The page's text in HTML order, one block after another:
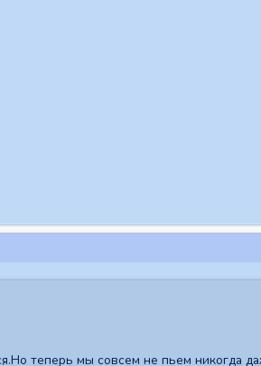
теперь мы совсем не пьем никогда